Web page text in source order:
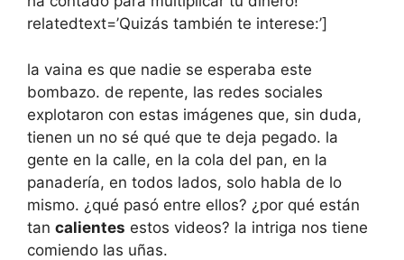
relatedtext=’Quizás también te interese:’]
la vaina es que nadie se esperaba este
bombazo. de repente, las redes sociales
explotaron con estas imágenes que, sin duda,
tienen un no sé qué que te deja pegado. la
gente en la calle, en la cola del pan, en la
panadería, en todos lados, solo habla de lo
mismo. ¿qué pasó entre ellos? ¿por qué están
tan calientes estos videos? la intriga nos tiene
comiendo las uñas.